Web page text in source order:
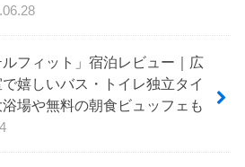
ルフィット」宿泊レビュー｜広
嬉しいバス・トイレ独立タイ
場や無料の朝食ビュッフェも